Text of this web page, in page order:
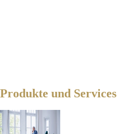
Produkte und Services